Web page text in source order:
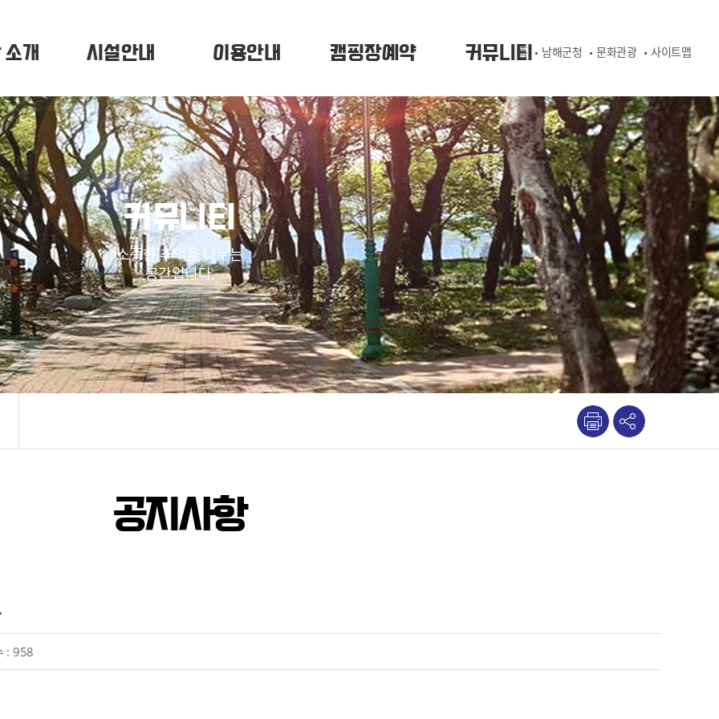
개 시설안내 이용안내 캠핑장예약 커뮤니티
홈 남해군청 문화관광 사이트맵
커뮤니티
소중한 추억을 나누는
공간입니다.
공지사항
: 958